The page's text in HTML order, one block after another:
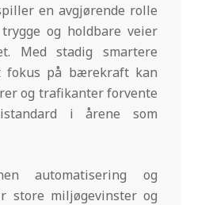
en avgjørende rolle
og holdbare veier
Med stadig smartere
fokus på bærekraft kan
og trafikanter forvente
i årene som
automatisering og
store miljøgevinster og